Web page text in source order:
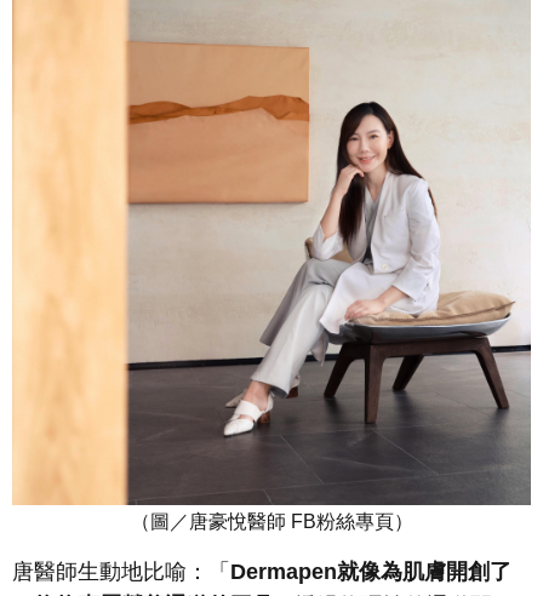
（圖／唐豪悅醫師 FB粉絲專頁）
唐醫師生動地比喻：「 Dermapen就像為肌膚開創了